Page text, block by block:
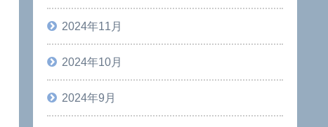
2024年11月
2024年10月
2024年9月